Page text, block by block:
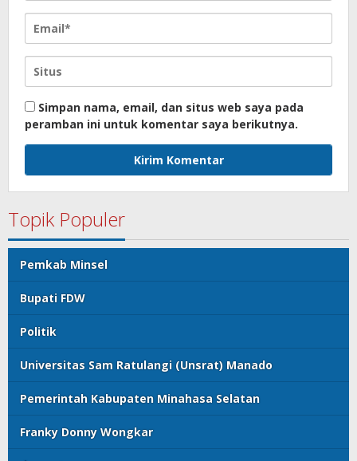
Simpan nama, email, dan situs web saya pada
peramban ini untuk komentar saya berikutnya.
Topik Populer
Pemkab Minsel
Bupati FDW
Politik
Universitas Sam Ratulangi (Unsrat) Manado
Pemerintah Kabupaten Minahasa Selatan
Franky Donny Wongkar